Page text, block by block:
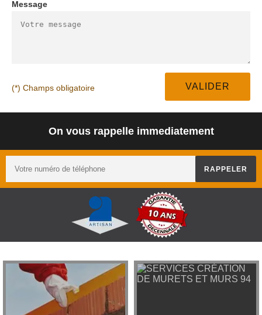
Message
(*) Champs obligatoire
On vous rappelle immediatement